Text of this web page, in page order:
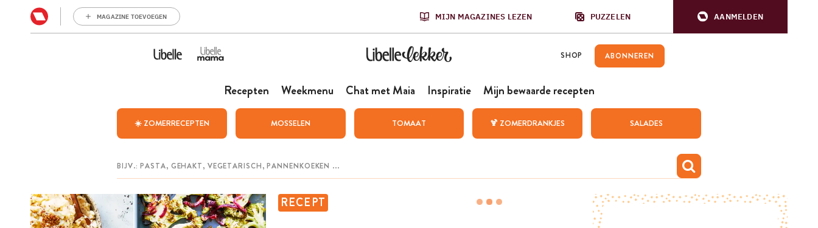
MAGAZINE TOEVOEGEN MIJN MAGAZINES LEZEN PUZZELEN AANMELDEN
SHOP ABONNEREN
Recepten Weekmenu Chat met Maia Inspiratie Mijn bewaarde recepten
☀️ ZOMERRECEPTEN MOSSELEN TOMAAT 🍹 ZOMERDRANKJES SALADES
RECEPT